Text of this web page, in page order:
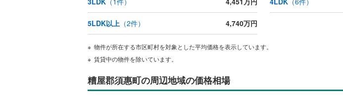
5LDK以上 （2件） 4,740万円
物件が所在する市区町村を対象とした平均価格を表示しています。
賃貸中の物件を除いています。
糟屋郡須惠町の周辺地域の価格相場